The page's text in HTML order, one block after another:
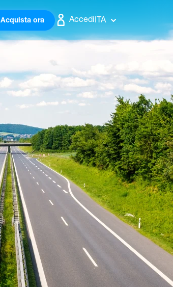
Acquista ora AccediITA